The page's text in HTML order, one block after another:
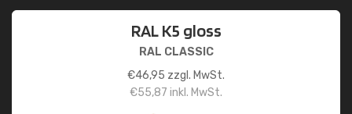
RAL K5 gloss
RAL CLASSIC
€46,95 zzgl. MwSt.
€55,87 inkl. MwSt.